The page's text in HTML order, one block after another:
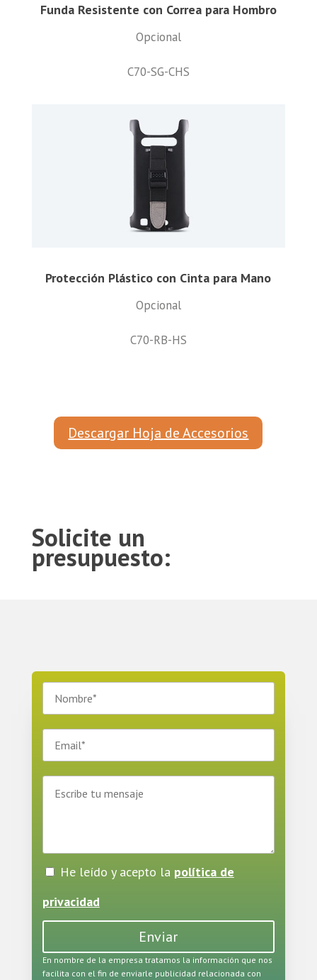
Funda Resistente con Correa para Hombro
Opcional
C70-SG-CHS
Protección Plástico con Cinta para Mano
Opcional
C70-RB-HS
Descargar Hoja de Accesorios
Solicite un
presupuesto:
He leído y acepto la política de
privacidad
Enviar
En nombre de la empresa tratamos la información que nos
facilita con el fin de enviarle publicidad relacionada con